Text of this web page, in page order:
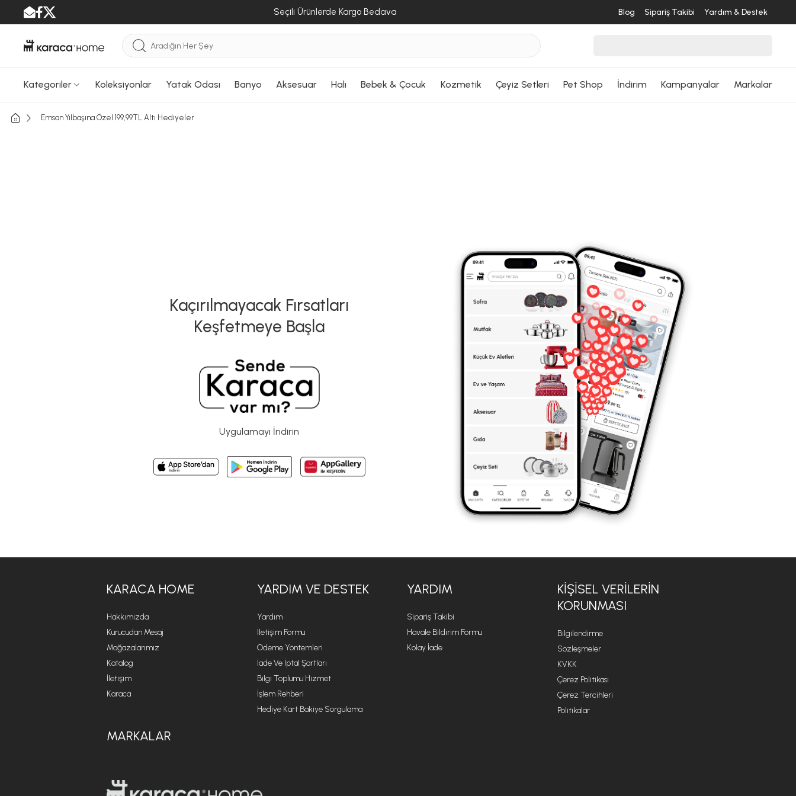
Seçili Ürünlerde Kargo Bedava Blog Sipariş Takibi Yardım & Destek
Kategoriler Koleksiyonlar Yatak Odası Banyo Aksesuar Halı Bebek & Çocuk Kozmetik Çeyiz Setleri Pet Shop İndirim Kampanyalar Markalar
Emsan Yılbaşına Özel 199,99TL Altı Hediyeler
Kaçırılmayacak Fırsatları
Keşfetmeye Başla
Uygulamayı İndirin
KARACA HOME
Hakkımızda
Kurucudan Mesaj
Mağazalarımız
Katalog
İletişim
Karaca
YARDIM VE DESTEK
Yardım
İletişim Formu
Ödeme Yöntemleri
İade Ve İptal Şartları
Bilgi Toplumu Hizmet
İşlem Rehberi
Hediye Kart Bakiye Sorgulama
YARDIM
Sipariş Takibi
Havale Bildirim Formu
Kolay İade
KİŞİSEL VERİLERİN
KORUNMASI
Bilgilendirme
Sözleşmeler
KVKK
Çerez Politikası
Çerez Tercihleri
Politikalar
MARKALAR